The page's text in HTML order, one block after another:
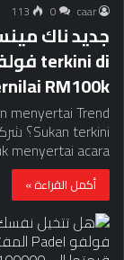
caar
0
113
RM100k
menyertai Trend
menyertai acara…
أكمل القراءة »